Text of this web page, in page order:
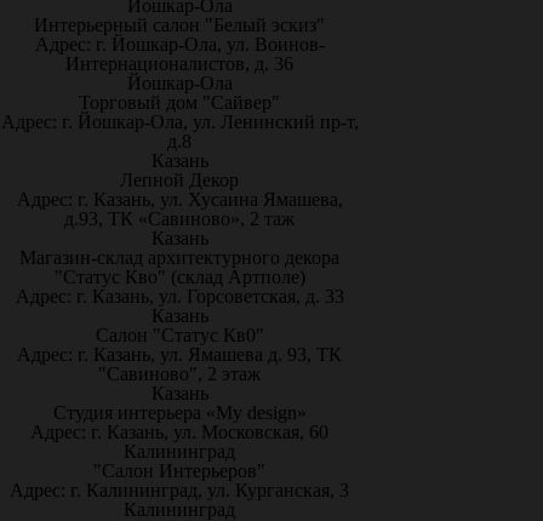
Йошкар-Ола
Интерьерный салон "Белый эскиз"
Адрес: г. Йошкар-Ола, ул. Воинов-
Интернационалистов, д. 36
Йошкар-Ола
Торговый дом "Сайвер"
Адрес: г. Йошкар-Ола, ул. Ленинский пр-т,
д.8
Казань
Лепной Декор
Адрес: г. Казань, ул. Хусаина Ямашева,
д.93, ТК «Савиново», 2 таж
Казань
Магазин-склад архитектурного декора
"Статус Кво" (склад Артполе)
Адрес: г. Казань, ул. Горсоветская, д. 33
Казань
Салон "Статус Кв0"
Адрес: г. Казань, ул. Ямашева д. 93, ТК
"Савиново", 2 этаж
Казань
Студия интерьера «My design»
Адрес: г. Казань, ул. Московская, 60
Калининград
"Салон Интерьеров"
Адрес: г. Калининград, ул. Курганская, 3
Калининград